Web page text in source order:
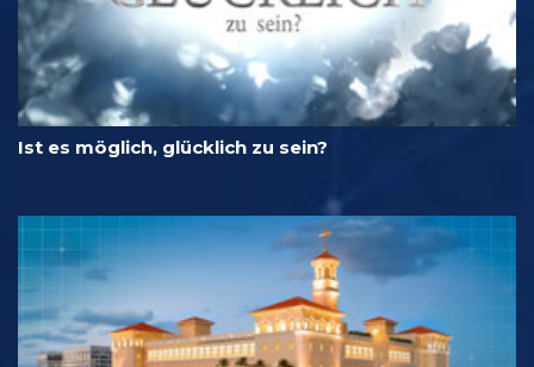
Ist es möglich, glücklich zu sein?